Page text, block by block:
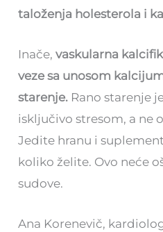
taloženja holesterola i
Inače,vaskularna
veze sa unosom
starenje. Rano starenje
isključivo stresom, a ne
Jedite hranu i
koliko želite. Ovo neće
sudove.
Ana Korenevič,